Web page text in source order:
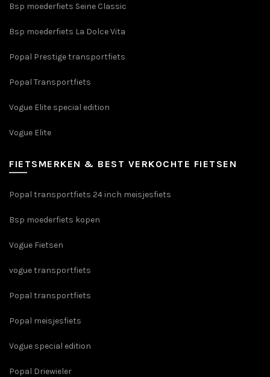
Bsp moederfiets Seine Classic
Bsp moederfiets La Dolce Vita
Popal Prestige transportfiets
Popal Transportfiets
Vogue Elite special edition
Vogue Elite
FIETSMERKEN & BEST VERKOCHTE FIETSEN
Popal transportfiets 24 inch meisjesfiets
Bsp moederfiets kopen
Vogue Fietsen
vogue transportfiets
Popal transportfiets
Popal meisjesfiets
Vogue special edition
Popal Driewieler